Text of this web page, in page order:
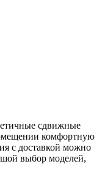
сдвижные
комфортную
с доставкой можно
выбор моделей,